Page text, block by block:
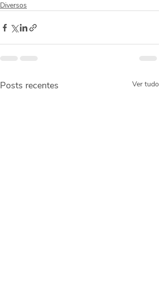
Diversos
Posts recentes Ver tudo